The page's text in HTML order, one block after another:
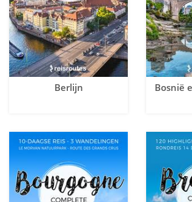
Berlijn Bosnië